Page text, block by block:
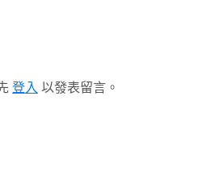
登入 以發表留言。